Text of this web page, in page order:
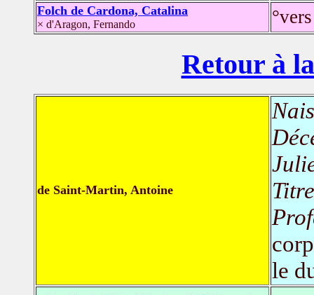
Folch de Cardona, Catalina
× d'Aragon, Fernando
Retour à
de Saint-Martin, Antoine
le